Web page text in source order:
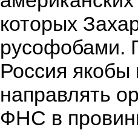
которых
русофобами.
Россия якобы
направлять
ФНС в